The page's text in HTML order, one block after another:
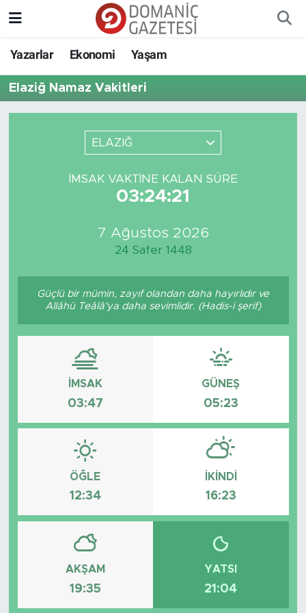
Yazarlar Ekonomi Yaşam
Elaziğ Namaz Vakitleri
ELAZIĞ
İMSAK VAKTINE KALAN SÜRE
03:24:21
7 Ağustos 2026
24 Safer 1448
Güçlü bir mümin, zayıf olandan daha hayırlıdır ve
Allâhü Teâlâ'ya daha sevimlidir. (Hadis-i şerif)
İMSAK
03:47
GÜNEŞ
05:23
ÖĞLE
12:34
İKINDI
16:23
AKŞAM
19:35
YATSI
21:04